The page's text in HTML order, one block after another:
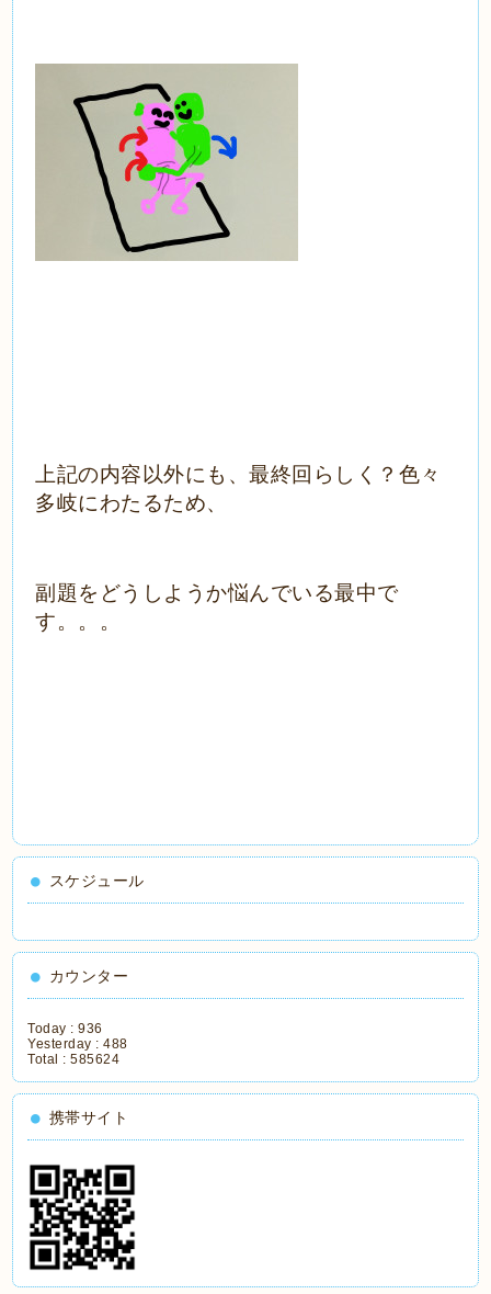
上記の内容以外にも、最終回らしく？色々
多岐にわたるため、
副題をどうしようか悩んでいる最中で
す。。。
スケジュール
カウンター
Today :936
Yesterday :488
Total :585624
携帯サイト